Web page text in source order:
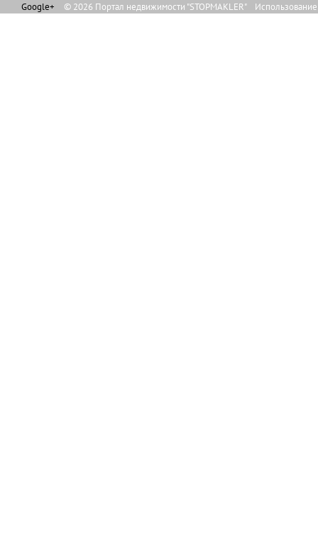
Google+ © 2026 Портал недвижимости "STOPMAKLER"